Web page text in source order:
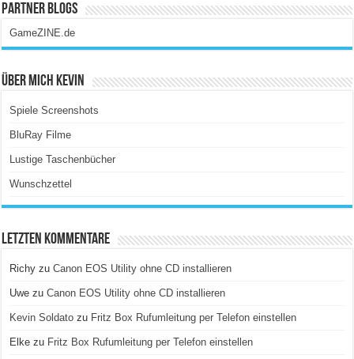
Partner Blogs
GameZINE.de
Über Mich Kevin
Spiele Screenshots
BluRay Filme
Lustige Taschenbücher
Wunschzettel
Letzten Kommentare
Richy zuCanon EOS Utility ohne CD installieren
Uwe zuCanon EOS Utility ohne CD installieren
Kevin Soldato zu Fritz Box Rufumleitung per Telefon einstellen
Elke zu Fritz Box Rufumleitung per Telefon einstellen